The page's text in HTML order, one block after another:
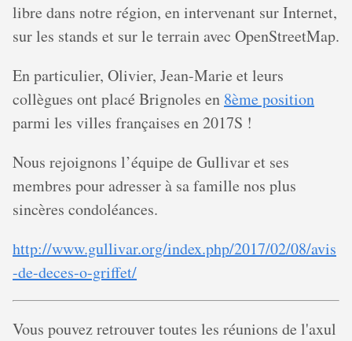
libre dans notre région, en intervenant sur Internet,
sur les stands et sur le terrain avec OpenStreetMap.
En particulier, Olivier, Jean-Marie et leurs
collègues ont placé Brignoles en 8ème position
parmi les villes françaises en 2017S !
Nous rejoignons l’équipe de Gullivar et ses
membres pour adresser à sa famille nos plus
sincères condoléances.
http://www.gullivar.org/index.php/2017/02/08/avis
-de-deces-o-griffet/
Vous pouvez retrouver toutes les réunions de l'axul